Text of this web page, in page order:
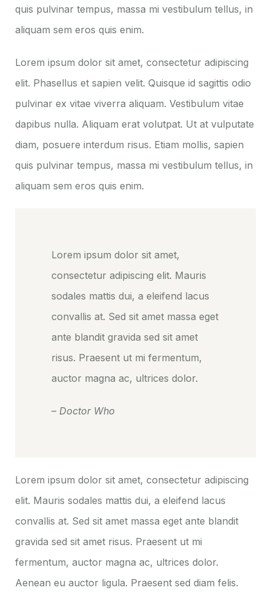
quis pulvinar tempus, massa mi vestibulum tellus, in
aliquam sem eros quis enim.
Lorem ipsum dolor sit amet, consectetur adipiscing
elit. Phasellus et sapien velit. Quisque id sagittis odio
pulvinar ex vitae viverra aliquam. Vestibulum vitae
dapibus nulla. Aliquam erat volutpat. Ut at vulputate
diam, posuere interdum risus. Etiam mollis, sapien
quis pulvinar tempus, massa mi vestibulum tellus, in
aliquam sem eros quis enim.
Lorem ipsum dolor sit amet,
consectetur adipiscing elit. Mauris
sodales mattis dui, a eleifend lacus
convallis at. Sed sit amet massa eget
ante blandit gravida sed sit amet
risus. Praesent ut mi fermentum,
auctor magna ac, ultrices dolor.
– Doctor Who
Lorem ipsum dolor sit amet, consectetur adipiscing
elit. Mauris sodales mattis dui, a eleifend lacus
convallis at. Sed sit amet massa eget ante blandit
gravida sed sit amet risus. Praesent ut mi
fermentum, auctor magna ac, ultrices dolor.
Aenean eu auctor ligula. Praesent sed diam felis.